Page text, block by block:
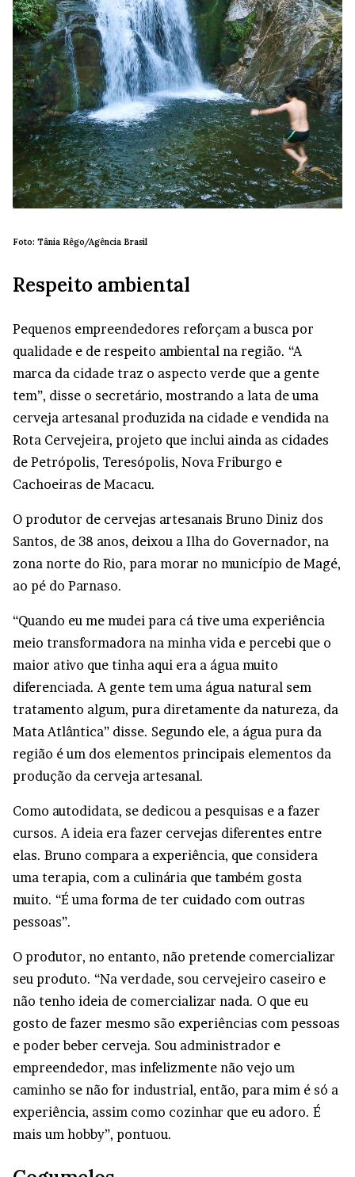
Foto: Tânia Rêgo/Agência Brasil
Respeito ambiental
Pequenos empreendedores reforçam a busca por
qualidade e de respeito ambiental na região. “A
marca da cidade traz o aspecto verde que a gente
tem”, disse o secretário, mostrando a lata de uma
cerveja artesanal produzida na cidade e vendida na
Rota Cervejeira, projeto que inclui ainda as cidades
de Petrópolis, Teresópolis, Nova Friburgo e
Cachoeiras de Macacu.
O produtor de cervejas artesanais Bruno Diniz dos
Santos, de 38 anos, deixou a Ilha do Governador, na
zona norte do Rio, para morar no município de Magé,
ao pé do Parnaso.
“Quando eu me mudei para cá tive uma experiência
meio transformadora na minha vida e percebi que o
maior ativo que tinha aqui era a água muito
diferenciada. A gente tem uma água natural sem
tratamento algum, pura diretamente da natureza, da
Mata Atlântica” disse. Segundo ele, a água pura da
região é um dos elementos principais elementos da
produção da cerveja artesanal.
Como autodidata, se dedicou a pesquisas e a fazer
cursos. A ideia era fazer cervejas diferentes entre
elas. Bruno compara a experiência, que considera
uma terapia, com a culinária que também gosta
muito. “É uma forma de ter cuidado com outras
pessoas”.
O produtor, no entanto, não pretende comercializar
seu produto. “Na verdade, sou cervejeiro caseiro e
não tenho ideia de comercializar nada. O que eu
gosto de fazer mesmo são experiências com pessoas
e poder beber cerveja. Sou administrador e
empreendedor, mas infelizmente não vejo um
caminho se não for industrial, então, para mim é só a
experiência, assim como cozinhar que eu adoro. É
mais um hobby”, pontuou.